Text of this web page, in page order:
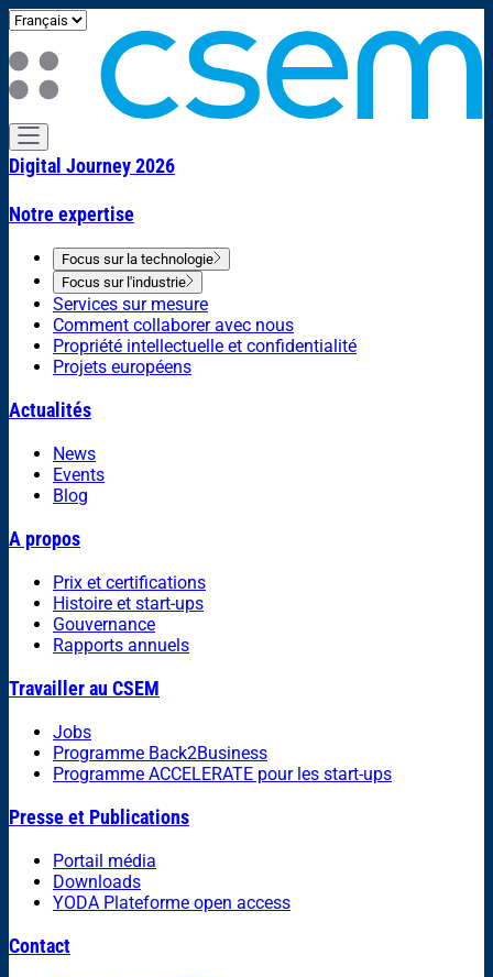
Digital Journey 2026
Notre expertise
Focus sur la technologie
Focus sur l'industrie
Services sur mesure
Comment collaborer avec nous
Propriété intellectuelle et confidentialité
Projets européens
Actualités
News
Events
Blog
A propos
Prix et certifications
Histoire et start-ups
Gouvernance
Rapports annuels
Travailler au CSEM
Jobs
Programme Back2Business
Programme ACCELERATE pour les start-ups
Presse et Publications
Portail média
Downloads
YODA Plateforme open access
Contact